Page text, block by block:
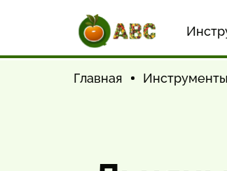
Главная Инструменты